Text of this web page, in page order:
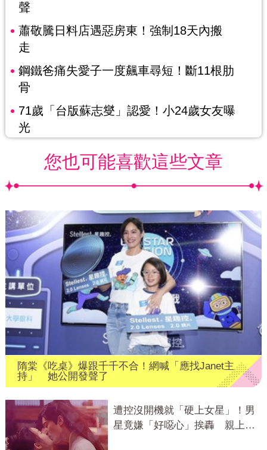
聲
蕭敬騰日料店遇惡房東！強制18天內搬
走
鋼鐵爸痛失愛子一度飆車尋短！斷11根肋
骨
71歲「台版蘇志燮」認愛！小24歲女友曝
光
您也可能喜歡這些文章
隋棠《吃桌》爆跟千千不合！網喊「應找Janet主
持」 她公開發聲了
遭控沒開機就「硬上女星」！男
星竟嫌「好噁心」挨轟 親上火